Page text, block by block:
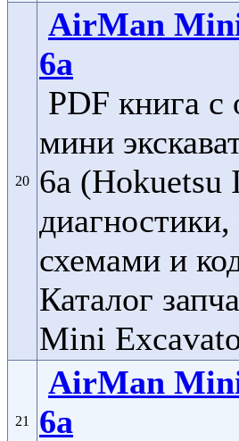
20
AirMan
6a
PDF книга
мини
6a (Hokuetsu
схемами и
Каталог
Mini
21
AirMan
6a